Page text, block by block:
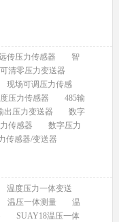
传压力传感器
智
可清零压力变送器
现场可调压力传感
压力传感器
485输
出压力变送器
数字
传感器
数字压力
传感器/变送器
温度压力一体变送
温压一体测量
温
SUAY18温压一体